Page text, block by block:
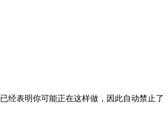
经表明你可能正在这样做，因此自动禁止了